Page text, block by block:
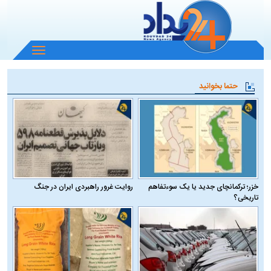
باز
و
منو
حتما بخوانید
خزر؛ ترکمانچای جدید یا یک سوءتفاهم
تاریخی؟
روایت غرور راهبردی ایران در جنگ